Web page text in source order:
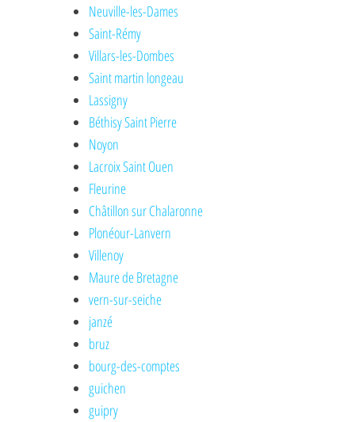
Neuville-les-Dames
Saint-Rémy
Villars-les-Dombes
Saint martin longeau
Lassigny
Béthisy Saint Pierre
Noyon
Lacroix Saint Ouen
Fleurine
Châtillon sur Chalaronne
Plonéour-Lanvern
Villenoy
Maure de Bretagne
vern-sur-seiche
janzé
bruz
bourg-des-comptes
guichen
guipry